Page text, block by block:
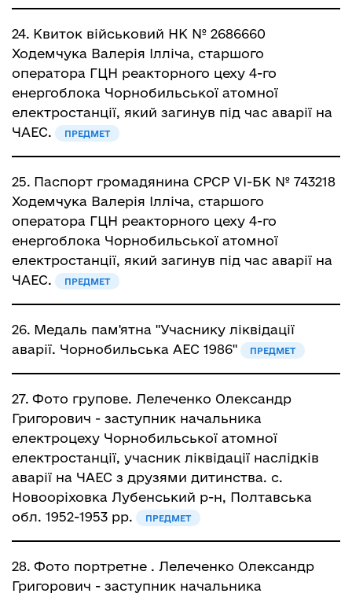
24. Квиток військовий НК № 2686660
Ходемчука Валерія Ілліча, старшого
оператора ГЦН реакторного цеху 4-го
енергоблока Чорнобильської атомної
електростанції, який загинув під час аварії на
ЧАЕС.
ПРЕДМЕТ
25. Паспорт громадянина СРСР VІ-БК № 743218
Ходемчука Валерія Ілліча, старшого
оператора ГЦН реакторного цеху 4-го
енергоблока Чорнобильської атомної
електростанції, який загинув під час аварії на
ЧАЕС.
ПРЕДМЕТ
26. Медаль пам'ятна "Учаснику ліквідації
аварії. Чорнобильська АЕС 1986"
ПРЕДМЕТ
27. Фото групове. Лелеченко Олександр
Григорович - заступник начальника
електроцеху Чорнобильської атомної
електростанції, учасник ліквідації наслідків
аварії на ЧАЕС з друзями дитинства. с.
Новооріховка Лубенський р-н, Полтавська
обл. 1952-1953 рр.
ПРЕДМЕТ
28. Фото портретне . Лелеченко Олександр
Григорович - заступник начальника